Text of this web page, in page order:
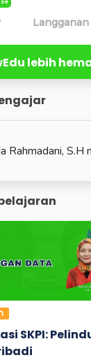
Langganan
lebih
Rahmadani, S.H
SKPI: